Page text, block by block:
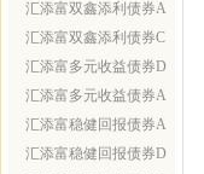
汇添富双鑫添利债券A
汇添富双鑫添利债券C
汇添富多元收益债券D
汇添富多元收益债券A
汇添富稳健回报债券A
汇添富稳健回报债券D